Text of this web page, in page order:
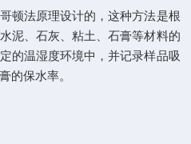
法原理设计的，这种方法是根
泥、石灰、粘土、石膏等材料的
的温湿度环境中，并记录样品吸
的保水率。